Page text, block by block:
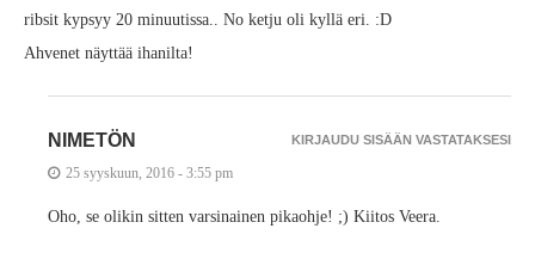
ribsit kypsyy 20 minuutissa.. No ketju oli kyllä eri. :D
Ahvenet näyttää ihanilta!
NIMETÖN
25 syyskuun, 2016 - 3:55 pm
Oho, se olikin sitten varsinainen pikaohje! ;) Kiitos Veera.
KIRJAUDU SISÄÄN VASTATAKSESI